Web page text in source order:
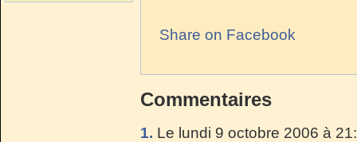
Share on Facebook
Commentaires
1. Le lundi 9 octobre 2006 à